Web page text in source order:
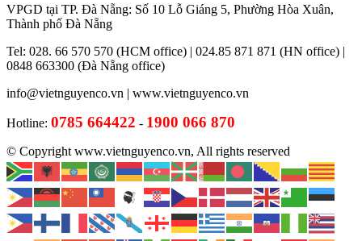
VPGD tại TP. Đà Nẵng: Số 10 Lỗ Giáng 5, Phường Hòa Xuân,
Thành phố Đà Nẵng
Tel: 028. 66 570 570 (HCM office) | 024.85 871 871 (HN office) |
0848 663300 (Đà Nẵng office)
info@vietnguyenco.vn | www.vietnguyenco.vn
Hotline: 0785 664422 - 1900 066 870
© Copyright www.vietnguyenco.vn, All rights reserved